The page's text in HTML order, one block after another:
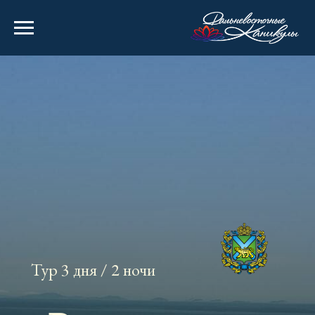
Тур 3 дня / 2 ночи